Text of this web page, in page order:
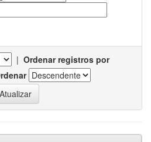
| Ordenar registros por